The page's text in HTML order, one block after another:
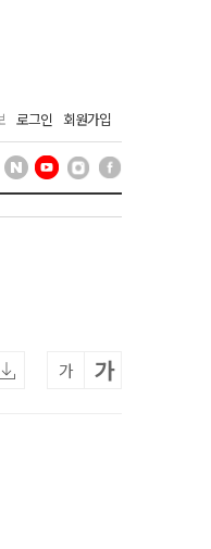
로그인 회원가입
가 가